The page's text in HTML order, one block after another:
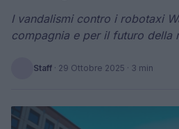
I vandalismi contro i robotaxi
compagnia e per il futuro della
Staff · 29 Ottobre 2025 · 3 min